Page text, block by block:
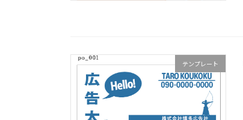
テンプレート